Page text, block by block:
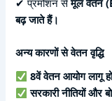
बढ़ जाते हैं।
अन्य कारणों से वेतन वृद्धि
8वें वेतन आयोग लागू
सरकारी नीतियों और